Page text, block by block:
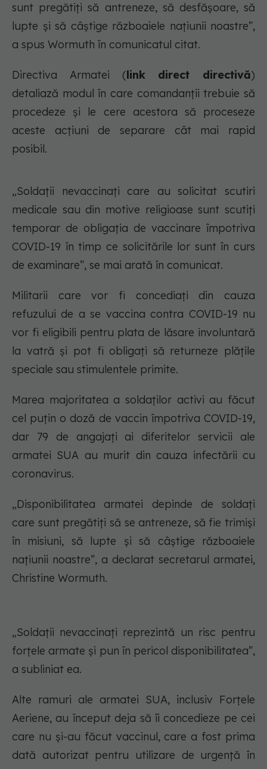
sunt pregătiți să antreneze, să desfășoare, să
lupte și să câștige războaiele națiunii noastre”,
a spus Wormuth în comunicatul citat.
Directiva Armatei (link direct directivă)
detaliază modul în care comandanții trebuie să
procedeze și le cere acestora să proceseze
aceste acțiuni de separare cât mai rapid
posibil.
„Soldații nevaccinați care au solicitat scutiri
medicale sau din motive religioase sunt scutiți
temporar de obligația de vaccinare împotriva
COVID-19 în timp ce solicitările lor sunt în curs
de examinare”, se mai arată în comunicat.
Militarii care vor fi concediați din cauza
refuzului de a se vaccina contra COVID-19 nu
vor fi eligibili pentru plata de lăsare involuntară
la vatră și pot fi obligați să returneze plățile
speciale sau stimulentele primite.
Marea majoritatea a soldaților activi au făcut
cel puțin o doză de vaccin împotriva COVID-19,
dar 79 de angajați ai diferitelor servicii ale
armatei SUA au murit din cauza infectării cu
coronavirus.
„Disponibilitatea armatei depinde de soldați
care sunt pregătiți să se antreneze, să fie trimiși
în misiuni, să lupte și să câștige războaiele
națiunii noastre”, a declarat secretarul armatei,
Christine Wormuth.
„Soldații nevaccinați reprezintă un risc pentru
forțele armate și pun în pericol disponibilitatea”,
a subliniat ea.
Alte ramuri ale armatei SUA, inclusiv Forțele
Aeriene, au început deja să îi concedieze pe cei
care nu și-au făcut vaccinul, care a fost prima
dată autorizat pentru utilizare de urgență în